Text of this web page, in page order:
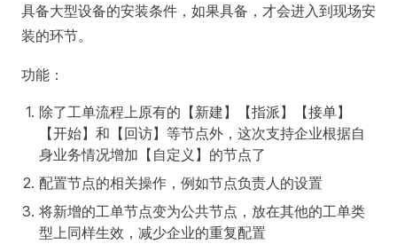
具备大型设备的安装条件，如果具备，才会进入到现场安
装的环节。
功能：
除了工单流程上原有的【新建】【指派】【接单】
【开始】和【回访】等节点外，这次支持企业根据自
身业务情况增加【自定义】的节点了
配置节点的相关操作，例如节点负责人的设置
将新增的工单节点变为公共节点，放在其他的工单类
型上同样生效，减少企业的重复配置